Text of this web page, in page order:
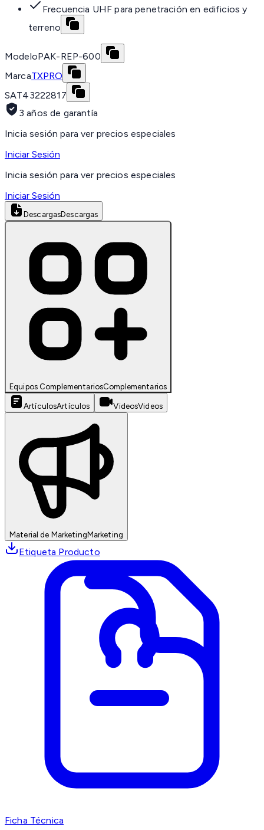
Frecuencia UHF para penetración en edificios y
terreno
ModeloPAK-REP-600
MarcaTXPRO
SAT43222817
3 años de garantía
Inicia sesión para ver precios especiales
Iniciar Sesión
Inicia sesión para ver precios especiales
Iniciar Sesión
DescargasDescargas
Equipos ComplementariosComplementarios
ArtículosArtículos VideosVideos
Material de MarketingMarketing
Etiqueta Producto
Ficha Técnica